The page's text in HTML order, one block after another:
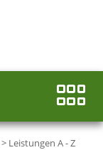
> Leistungen A - Z